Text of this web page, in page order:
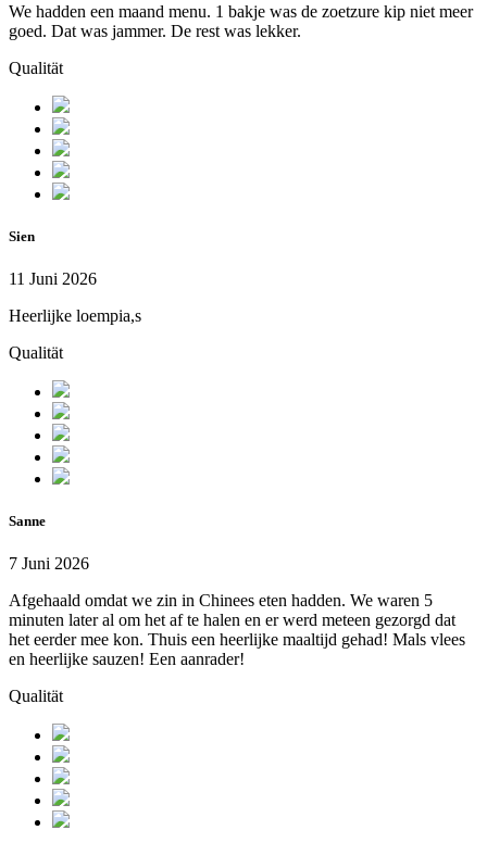
We hadden een maand menu. 1 bakje was de zoetzure kip niet meer
goed. Dat was jammer. De rest was lekker.
Qualität
Sien
11 Juni 2026
Heerlijke loempia,s
Qualität
Sanne
7 Juni 2026
Afgehaald omdat we zin in Chinees eten hadden. We waren 5
minuten later al om het af te halen en er werd meteen gezorgd dat
het eerder mee kon. Thuis een heerlijke maaltijd gehad! Mals vlees
en heerlijke sauzen! Een aanrader!
Qualität